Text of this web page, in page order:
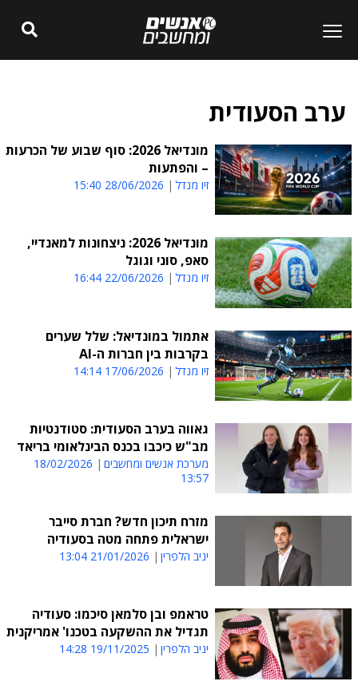
ערב הסעודית
מונדיאל 2026: סוף שבוע של הכרעות
– והפתעות
זיו מנדל 28/06/2026 15:40
מונדיאל 2026: ניצחונות למאנדיי,
סאפ, סוני וגוגל
זיו מנדל 22/06/2026 16:44
אתמול במונדיאל: שלל שערים
בקרבות בין חברות ה-AI
זיו מנדל 17/06/2026 14:14
גאווה בערב הסעודית: סטודנטיות
מב"ש כיכבו בכנס הבינלאומי בריאד
מערכת אנשים ומחשבים
18/02/2026
13:57
מזרח תיכון חדש? חברת סייבר
ישראלית פתחה מטה בסעודיה
יניב הלפרין 21/01/2026 13:04
טראמפ ובן סלמאן סיכמו: סעודיה
תגדיל את ההשקעה בטכנו' אמריקנית
יניב הלפרין 19/11/2025 14:28